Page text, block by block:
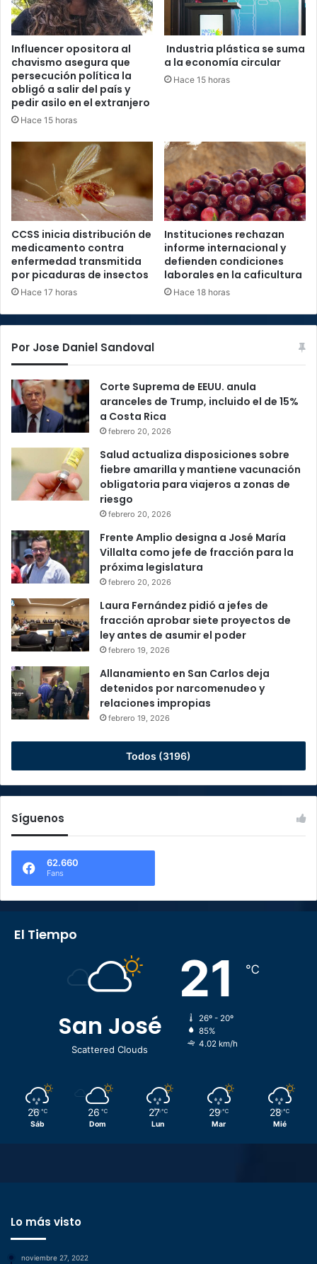
Influencer opositora al
chavismo asegura que
persecución política la
obligó a salir del país y
pedir asilo en el extranjero
Hace 15 horas
Industria plástica se suma
a la economía circular
Hace 15 horas
CCSS inicia distribución de
medicamento contra
enfermedad transmitida
por picaduras de insectos
Hace 17 horas
Instituciones rechazan
informe internacional y
defienden condiciones
laborales en la caficultura
Hace 18 horas
Por Jose Daniel Sandoval
Corte Suprema de EEUU. anula
aranceles de Trump, incluido el de 15%
a Costa Rica
febrero 20, 2026
Salud actualiza disposiciones sobre
fiebre amarilla y mantiene vacunación
obligatoria para viajeros a zonas de
riesgo
febrero 20, 2026
Frente Amplio designa a José María
Villalta como jefe de fracción para la
próxima legislatura
febrero 20, 2026
Laura Fernández pidió a jefes de
fracción aprobar siete proyectos de
ley antes de asumir el poder
febrero 19, 2026
Allanamiento en San Carlos deja
detenidos por narcomenudeo y
relaciones impropias
febrero 19, 2026
Todos (3196)
Síguenos
62.660
Fans
El Tiempo
San José
Scattered Clouds
21 ℃
26º - 20º
85%
4.02 km/h
26 ℃
Sáb
26 ℃
Dom
27 ℃
Lun
29 ℃
Mar
28 ℃
Mié
Lo más visto
noviembre 27, 2022